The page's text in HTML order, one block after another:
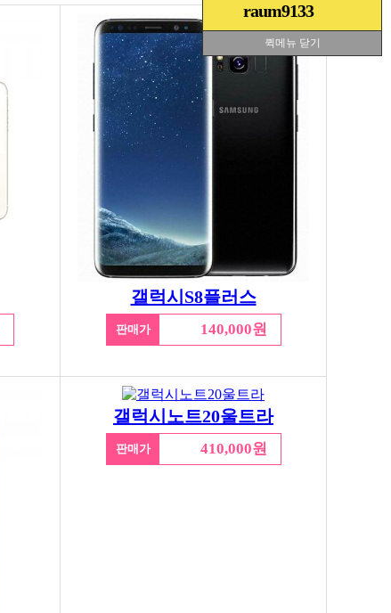
갤럭시S8플러스
판매가 140,000원
갤럭시노트20울트라
판매가 410,000원
raum9133
퀵메뉴 닫기